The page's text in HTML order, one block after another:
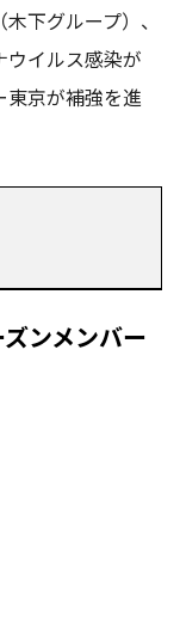
下グループ）、
ウイルス感染が
東京が補強を進
ンメンバー